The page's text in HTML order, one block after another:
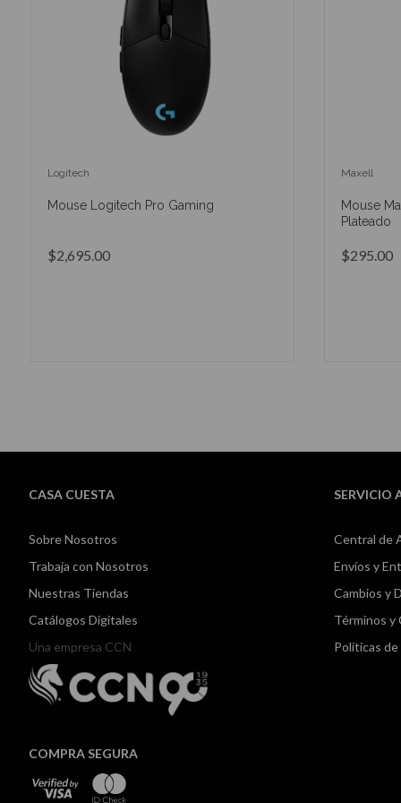
Logitech
Mouse Logitech Pro Gaming
$2,695.00
Maxell
Mouse
Plateado
$295.00
CASA CUESTA
Sobre Nosotros
Trabaja con Nosotros
Nuestras Tiendas
Catálogos Digitales
Una empresa CCN
COMPRA SEGURA
SERVICIO
Central de
Envíos y
Cambios y
Términos y
Políticas